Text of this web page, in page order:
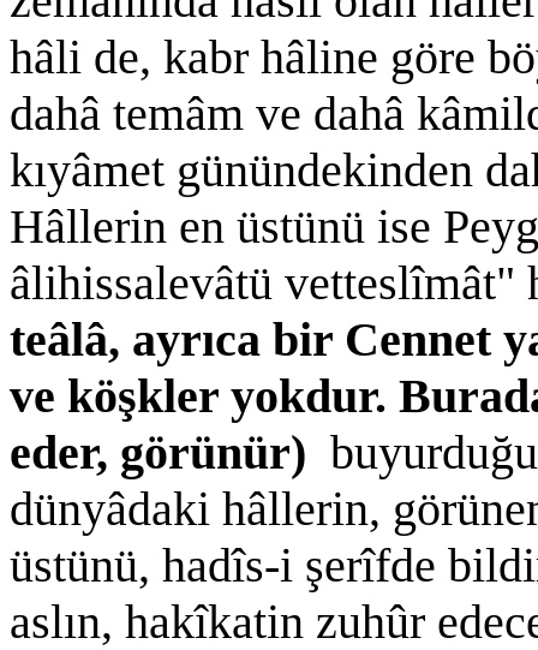
hâli de, kabr hâline göre
dahâ temâm ve dahâ
kıyâmet günündekinden
Hâllerin en üstünü ise
âlihissalevâtü
teâlâ, ayrıca bir Cennet
ve köşkler yokdur.
eder, görünür)
dünyâdaki hâllerin,
üstünü, hadîs-i şerîfde
aslın, hakîkatin zuhûr